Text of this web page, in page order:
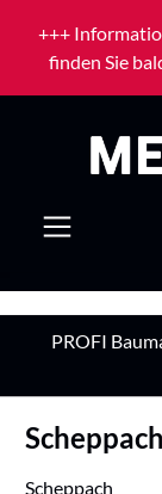
Zum Hauptinhalt
+++
finden Sie
PROFI
Scheppach